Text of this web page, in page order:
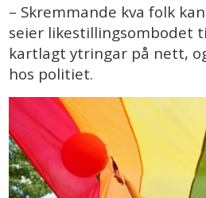
– Skremmande kva folk
seier likestillingsombodet
kartlagt ytringar på nett,
hos politiet.